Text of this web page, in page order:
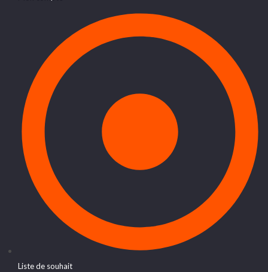
Liste de souhait